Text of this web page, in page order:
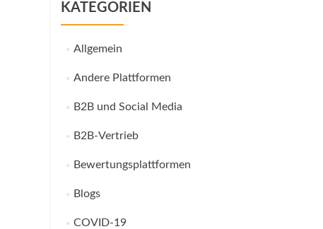
KATEGORIEN
Allgemein
Andere Plattformen
B2B und Social Media
B2B-Vertrieb
Bewertungsplattformen
Blogs
COVID-19